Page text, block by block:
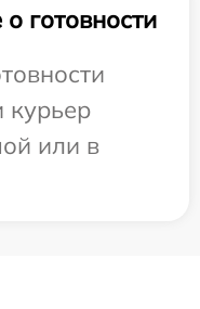
готовности
курьер
или в